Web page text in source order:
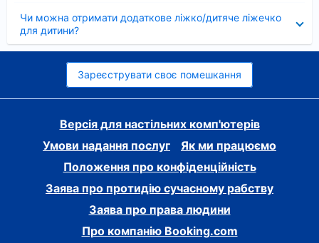
Чи можна отримати додаткове ліжко/дитяче ліжечко
для дитини?
Зареєструвати своє помешкання
Версія для настільних комп'ютерів
Умови надання послуг
Як ми працюємо
Положення про конфіденційність
Заява про протидію сучасному рабству
Заява про права людини
Про компанію Booking.com